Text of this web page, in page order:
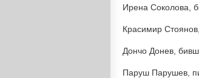
Ирена Соколова,
Красимир
Дончо Донев,
Паруш Парушев,